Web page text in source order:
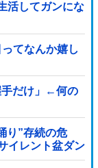
活してガンにな
てなんか嬉し
手だけ」←何の
り”存続の危
イレント盆ダン